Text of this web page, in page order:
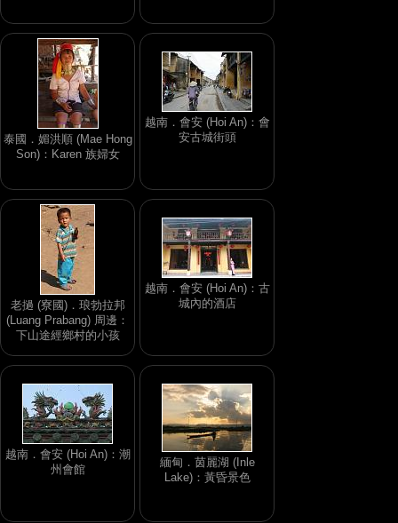
泰國．媚洪順 (Mae Hong
Son)：Karen 族婦女
越南．會安 (Hoi An)：會
安古城街頭
老撾 (寮國)．琅勃拉邦
(Luang Prabang) 周邊：
下山途經鄉村的小孩
越南．會安 (Hoi An)：古
城內的酒店
越南．會安 (Hoi An)：潮
州會館
緬甸．茵麗湖 (Inle
Lake)：黃昏景色